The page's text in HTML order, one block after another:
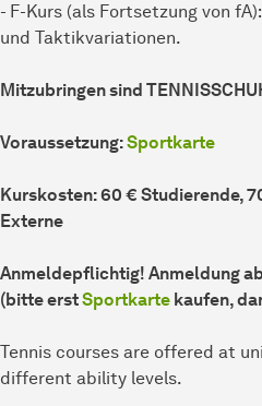
- F-Kurs (als Fortsetzung von
und Taktikvariationen.
Mitzubringen sind
Voraussetzung:Sportkarte
Kurskosten: 60 € Studierende,
Externe
Anmeldepflichtig! Anmeldung
(bitte erstSportkarte kaufen,
Tennis courses are offered at
different ability levels.